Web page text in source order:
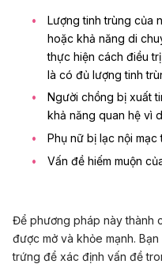
Lượng tinh trùng của
hoặc khả năng di
thực hiện cách điều
là có đủ lượng tinh
Người chồng bị xuất
khả năng quan hệ vì
Phụ nữ bị lạc nội mạc
Vấn đề hiếm muộn
Để phương pháp này thành
được mở và khỏe mạnh.
trứng để xác định vấn đề